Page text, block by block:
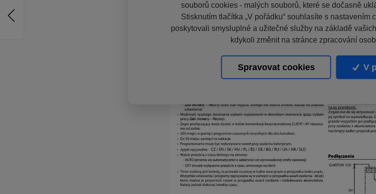
souborů cookies - malých souborů, které se dočasně
Stisknutím tlačítka „V pořádku“ souhlasíte s nastavením
poskytovali smysluplné a užitečné služby na základě
kdykoli změnit na stránce zpracování
Spravovat cookies V